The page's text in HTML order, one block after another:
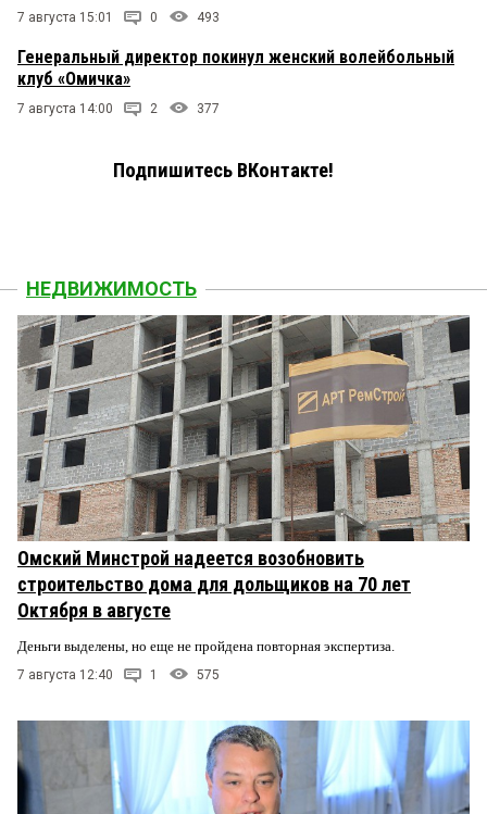
7 августа 15:01 0 493
Генеральный директор покинул женский волейбольный
клуб «Омичка»
7 августа 14:00 2 377
Подпишитесь ВКонтакте!
НЕДВИЖИМОСТЬ
Омский Минстрой надеется возобновить
строительство дома для дольщиков на 70 лет
Октября в августе
Деньги выделены, но еще не пройдена повторная экспертиза.
7 августа 12:40 1 575